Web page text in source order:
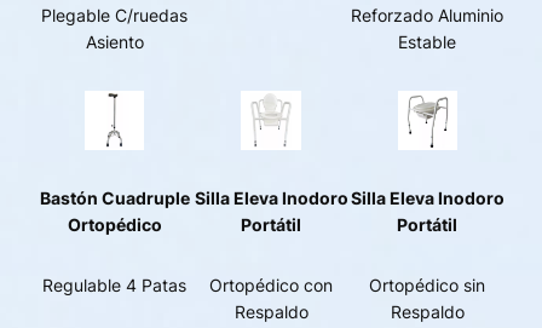
Plegable C/ruedas
Asiento
Reforzado Aluminio
Estable
Bastón Cuadruple
Ortopédico
Regulable 4 Patas
Silla Eleva Inodoro
Portátil
Ortopédico con
Respaldo
Silla Eleva Inodoro
Portátil
Ortopédico sin
Respaldo